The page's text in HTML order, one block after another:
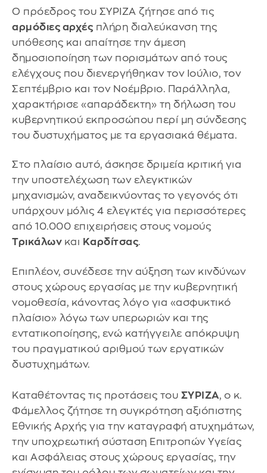
​Ο πρόεδρος του ΣΥΡΙΖΑ ζήτησε από τις
αρμόδιες αρχές πλήρη διαλεύκανση της
υπόθεσης και απαίτησε την άμεση
δημοσιοποίηση των πορισμάτων από τους
ελέγχους που διενεργήθηκαν τον Ιούλιο, τον
Σεπτέμβριο και τον Νοέμβριο. Παράλληλα,
χαρακτήρισε «απαράδεκτη» τη δήλωση του
κυβερνητικού εκπροσώπου περί μη σύνδεσης
του δυστυχήματος με τα εργασιακά θέματα.
​Στο πλαίσιο αυτό, άσκησε δριμεία κριτική για
την υποστελέχωση των ελεγκτικών
μηχανισμών, αναδεικνύοντας το γεγονός ότι
υπάρχουν μόλις 4 ελεγκτές για περισσότερες
από 10.000 επιχειρήσεις στους νομούς
Τρικάλων και Καρδίτσας.
Επιπλέον, συνέδεσε την αύξηση των κινδύνων
στους χώρους εργασίας με την κυβερνητική
νομοθεσία, κάνοντας λόγο για «ασφυκτικό
πλαίσιο» λόγω των υπερωριών και της
εντατικοποίησης, ενώ κατήγγειλε απόκρυψη
του πραγματικού αριθμού των εργατικών
δυστυχημάτων.
Καταθέτοντας τις προτάσεις του ΣΥΡΙΖΑ, ο κ.
Φάμελλος ζήτησε τη συγκρότηση αξιόπιστης
Εθνικής Αρχής για την καταγραφή ατυχημάτων,
την υποχρεωτική σύσταση Επιτροπών Υγείας
και Ασφάλειας στους χώρους εργασίας, την